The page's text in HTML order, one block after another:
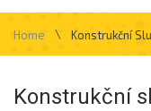
Home \ Konstrukční
Konstrukční